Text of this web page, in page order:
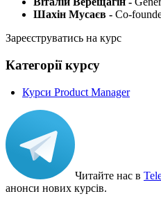
Шахін Мусаєв - Co-
Зареєструватись на курс
Категорії курсу
Курси Product Manager
Читайте нас в
анонси нових курсів.